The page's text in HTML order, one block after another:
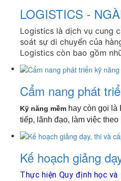
LOGISTICS -
Logistics là dịch vụ cung
soát sự di chuyển của
Logistics còn bao gồm
Cẩm nang phát
Kỹ năng mềm hay còn gọi là
tiếp, lãnh đạo, làm việc
Kế hoạch giảng
Thực hiện Quy định học